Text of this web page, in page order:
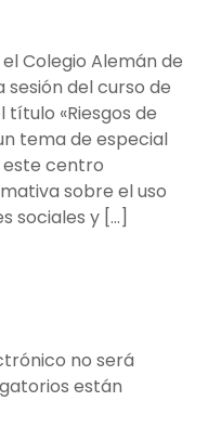
Colegio Alemán de
del curso de
título «Riesgos de
tema de especial
este centro
sobre el uso
sociales y […]
no será
están